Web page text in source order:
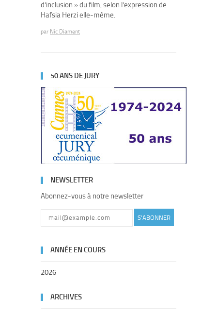
d’inclusion » du film, selon l’expression de
Hafsia Herzi elle-même.
par Nic Diament
50 ANS DE JURY
NEWSLETTER
Abonnez-vous à notre newsletter
S'ABONNER
ANNÉE EN COURS
2026
ARCHIVES